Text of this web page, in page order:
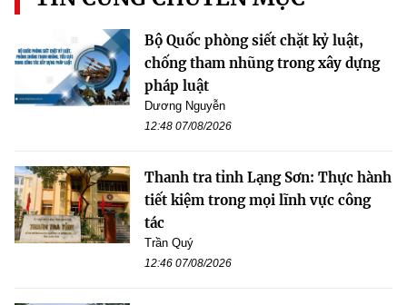
Bộ Quốc phòng siết chặt kỷ luật,
chống tham nhũng trong xây dựng
pháp luật
Dương Nguyễn
12:48 07/08/2026
Thanh tra tỉnh Lạng Sơn: Thực hành
tiết kiệm trong mọi lĩnh vực công
tác
Trần Quý
12:46 07/08/2026